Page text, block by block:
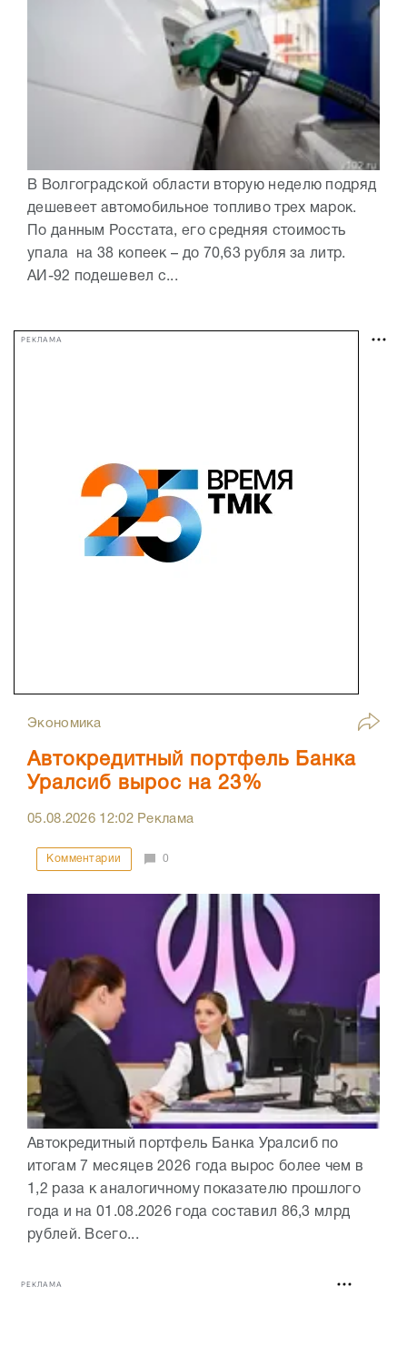
В Волгоградской области вторую неделю подряд
дешевеет автомобильное топливо трех марок.
По данным Росстата, его средняя стоимость
упала на 38 копеек – до 70,63 рубля за литр.
АИ-92 подешевел с...
РЕКЛАМА
Экономика
Автокредитный портфель Банка
Уралсиб вырос на 23%
05.08.2026 12:02Реклама
Комментарии 0
Автокредитный портфель Банка Уралсиб по
итогам 7 месяцев 2026 года вырос более чем в
1,2 раза к аналогичному показателю прошлого
года и на 01.08.2026 года составил 86,3 млрд
рублей. Всего...
РЕКЛАМА